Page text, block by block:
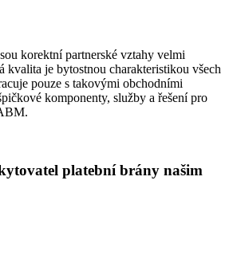
korektní partnerské vztahy velmi
kvalita je bytostnou charakteristikou všech
pouze s takovými obchodními
komponenty, služby a řešení pro
platební brány našim